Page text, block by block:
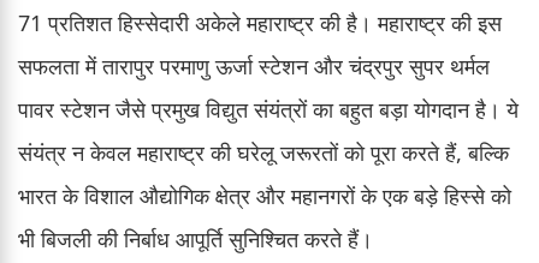
71 प्रतिशत हिस्सेदारी अकेले महाराष्ट्र की है। महाराष्ट्र की इस
सफलता में तारापुर परमाणु ऊर्जा स्टेशन और चंद्रपुर सुपर थर्मल
पावर स्टेशन जैसे प्रमुख विद्युत संयंत्रों का बहुत बड़ा योगदान है। ये
संयंत्र न केवल महाराष्ट्र की घरेलू जरूरतों को पूरा करते हैं, बल्कि
भारत के विशाल औद्योगिक क्षेत्र और महानगरों के एक बड़े हिस्से को
भी बिजली की निर्बाध आपूर्ति सुनिश्चित करते हैं।